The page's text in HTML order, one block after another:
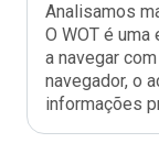
Analisamos
O WOT é
a navegar
navegador, o
informações